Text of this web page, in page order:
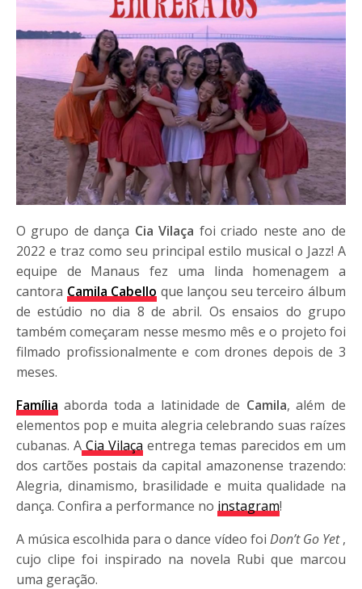
O grupo de dança Cia Vilaça foi criado neste ano de
2022 e traz como seu principal estilo musical o Jazz! A
equipe de Manaus fez uma linda homenagem a
cantora Camila Cabello que lançou seu terceiro álbum
de estúdio no dia 8 de abril. Os ensaios do grupo
também começaram nesse mesmo mês e o projeto foi
filmado profissionalmente e com drones depois de 3
meses.
Família aborda toda a latinidade de Camila, além de
elementos pop e muita alegria celebrando suas raízes
cubanas. A Cia Vilaça entrega temas parecidos em um
dos cartões postais da capital amazonense trazendo:
Alegria, dinamismo, brasilidade e muita qualidade na
dança. Confira a performance no instagram!
A música escolhida para o dance vídeo foi Don’t Go Yet,
cujo clipe foi inspirado na novela Rubi que marcou
uma geração.